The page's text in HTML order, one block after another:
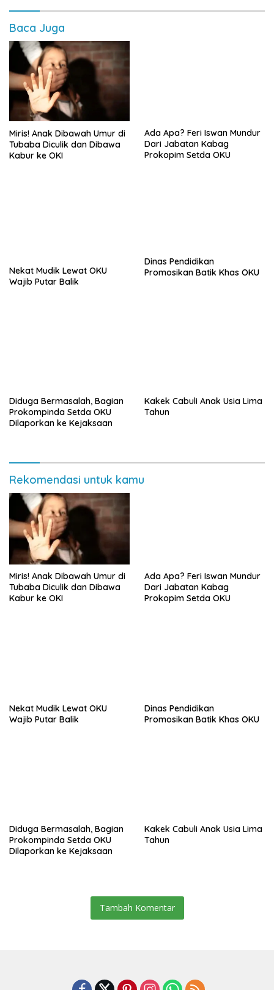
Baca Juga
Miris! Anak Dibawah Umur di
Tubaba Diculik dan Dibawa
Kabur ke OKI
Ada Apa? Feri Iswan Mundur
Dari Jabatan Kabag
Prokopim Setda OKU
Nekat Mudik Lewat OKU
Wajib Putar Balik
Dinas Pendidikan
Promosikan Batik Khas OKU
Diduga Bermasalah, Bagian
Prokompinda Setda OKU
Dilaporkan ke Kejaksaan
Kakek Cabuli Anak Usia Lima
Tahun
Rekomendasi untuk kamu
Miris! Anak Dibawah Umur di
Tubaba Diculik dan Dibawa
Kabur ke OKI
Ada Apa? Feri Iswan Mundur
Dari Jabatan Kabag
Prokopim Setda OKU
Nekat Mudik Lewat OKU
Wajib Putar Balik
Dinas Pendidikan
Promosikan Batik Khas OKU
Diduga Bermasalah, Bagian
Prokompinda Setda OKU
Dilaporkan ke Kejaksaan
Kakek Cabuli Anak Usia Lima
Tahun
Tambah Komentar